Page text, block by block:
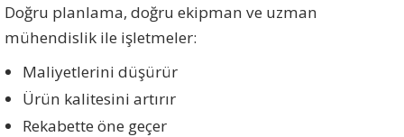
Doğru planlama, doğru ekipman ve uzman
mühendislik ile işletmeler:
Maliyetlerini düşürür
Ürün kalitesini artırır
Rekabette öne geçer